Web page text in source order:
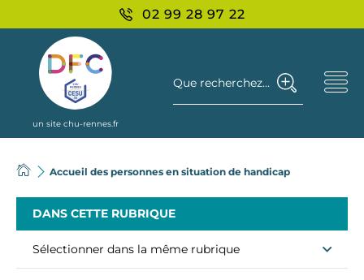
02 99 28 97 22
un site chu-rennes.fr
Que recherchez-vous ?
Accueil des personnes en situation de handicap
DANS CETTE RUBRIQUE
Sélectionner dans la même rubrique